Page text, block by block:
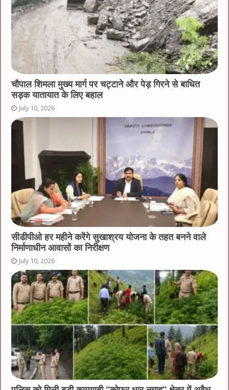
चौपाल शिमला मुख्य मार्ग पर चट्टाने और पेड़ गिरने से बाधित
सड़क यातायात के लिए बहाल
July 10, 2026
सीडीपीओ हर महीने करेंगे सुखाश्रय योजना के तहत बनने वाले
निर्माणाधीन आवासों का निरीक्षण
July 10, 2026